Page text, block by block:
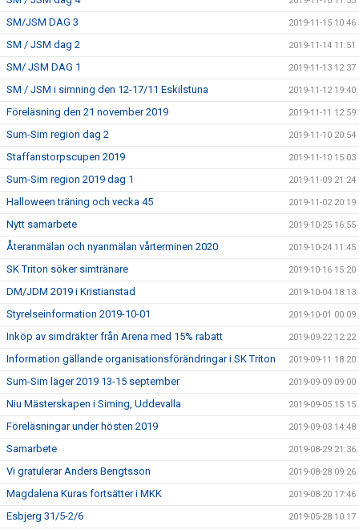
SM/JSM DAG 3 2019-11-15 10:46
SM / JSM dag 2 2019-11-14 11:51
SM/ JSM DAG 1 2019-11-13 12:37
SM / JSM i simning den 12-17/11 Eskilstuna 2019-11-12 19:40
Föreläsning den 21 november 2019 2019-11-11 12:59
Sum-Sim region dag 2 2019-11-10 20:54
Staffanstorpscupen 2019 2019-11-10 15:03
Sum-Sim region 2019 dag 1 2019-11-09 21:24
Halloween träning och vecka 45 2019-11-02 20:19
Nytt samarbete 2019-10-25 16:55
Återanmälan och nyanmälan vårterminen 2020 2019-10-24 11:45
SK Triton söker simtränare 2019-10-16 15:20
DM/JDM 2019 i Kristianstad 2019-10-04 18:13
Styrelseinformation 2019-10-01 2019-10-01 00:09
Inköp av simdräkter från Arena med 15% rabatt 2019-09-22 12:22
Information gällande organisationsförändringar i SK Triton 2019-09-11 18:20
Sum-Sim läger 2019 13-15 september 2019-09-09 09:00
Niu Mästerskapen i Siming, Uddevalla 2019-09-05 15:15
Föreläsningar under hösten 2019 2019-09-03 14:48
Samarbete 2019-08-29 21:36
Vi gratulerar Anders Bengtsson 2019-08-28 09:26
Magdalena Kuras fortsätter i MKK 2019-08-20 17:46
Esbjerg 31/5-2/6 2019-05-28 10:17